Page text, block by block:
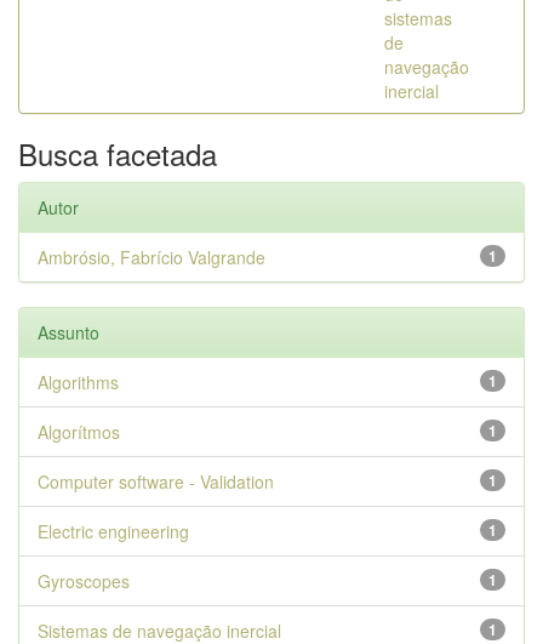
sistemas
de
navegação
inercial
Busca facetada
Autor
1
Ambrósio, Fabrício Valgrande
Assunto
1
Algorithms
1
Algorítmos
1
Computer software - Validation
1
Electric engineering
1
Gyroscopes
1
Sistemas de navegação inercial